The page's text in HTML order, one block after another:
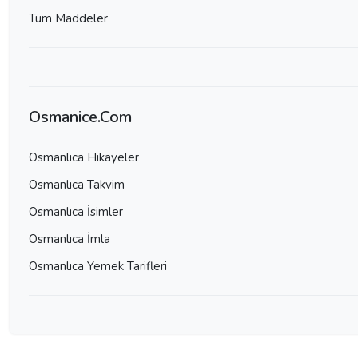
Tüm Maddeler
Osmanice.Com
Osmanlıca Hikayeler
Osmanlıca Takvim
Osmanlıca İsimler
Osmanlıca İmla
Osmanlıca Yemek Tarifleri